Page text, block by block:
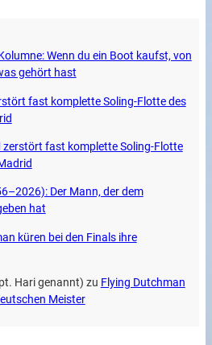
Wenn du ein Boot kaufst, von
gehört hast
fast komplette Soling-Flotte des
zerstört fast komplette Soling-Flotte
Der Mann, der dem
hat
küren bei den Finals ihre
Hari genannt) zu Flying Dutchman
Meister